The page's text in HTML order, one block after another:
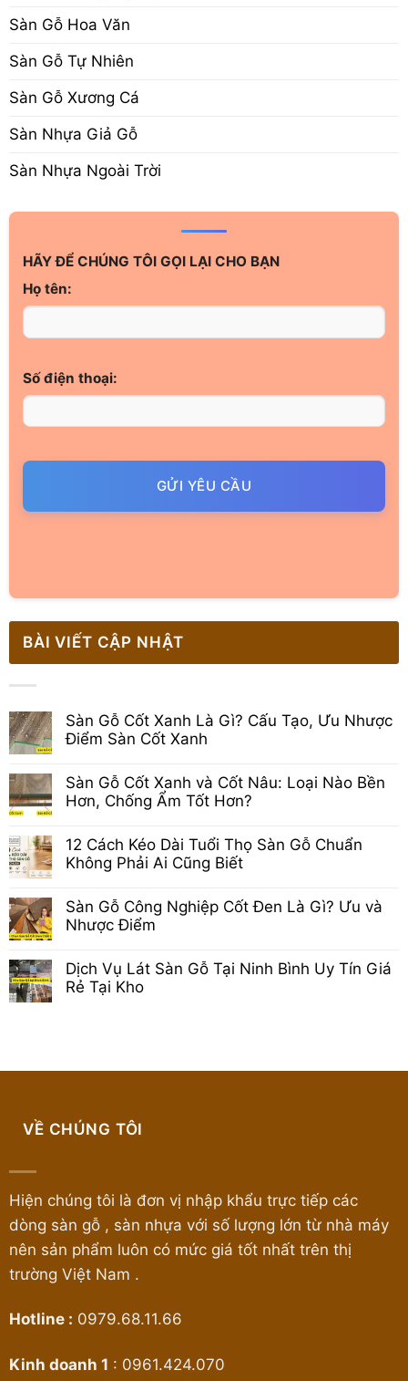
Sàn Gỗ Hoa Văn
Sàn Gỗ Tự Nhiên
Sàn Gỗ Xương Cá
Sàn Nhựa Giả Gỗ
Sàn Nhựa Ngoài Trời
HÃY ĐỂ CHÚNG TÔI GỌI LẠI CHO BẠN
Họ tên:
Số điện thoại:
GỬI YÊU CẦU
BÀI VIẾT CẬP NHẬT
Sàn Gỗ Cốt Xanh Là Gì? Cấu Tạo, Ưu Nhược
Điểm Sàn Cốt Xanh
bình
luận
ở
Cốt
Xanh
Là
Cấu
Tạo,
Ưu
Sàn
Cốt
Xanh
Sàn Gỗ Cốt Xanh và Cốt Nâu: Loại Nào Bền
Hơn, Chống Ẩm Tốt Hơn?
bình
luận
ở
Cốt
Xanh
và
Nâu:
Loại
Nào
Bền
12 Cách Kéo Dài Tuổi Thọ Sàn Gỗ Chuẩn
Không Phải Ai Cũng Biết
bình
luận
ở
Kéo
Dài
Tuổi
Phải
Sàn Gỗ Công Nghiệp Cốt Đen Là Gì? Ưu và
Nhược Điểm
bình
luận
ở
Đen
và
Nhược
Dịch Vụ Lát Sàn Gỗ Tại Ninh Bình Uy Tín Giá
Rẻ Tại Kho
Dịch
Gỗ
Tại
Giá
Rẻ
Tại
Kho
VỀ CHÚNG TÔI
Hiện chúng tôi là đơn vị nhập khẩu trực tiếp các
dòng sàn gỗ , sàn nhựa với số lượng lớn từ nhà máy
nên sản phẩm luôn có mức giá tốt nhất trên thị
trường Việt Nam .
Hotline : 0979.68.11.66
Kinh doanh 1 : 0961.424.070